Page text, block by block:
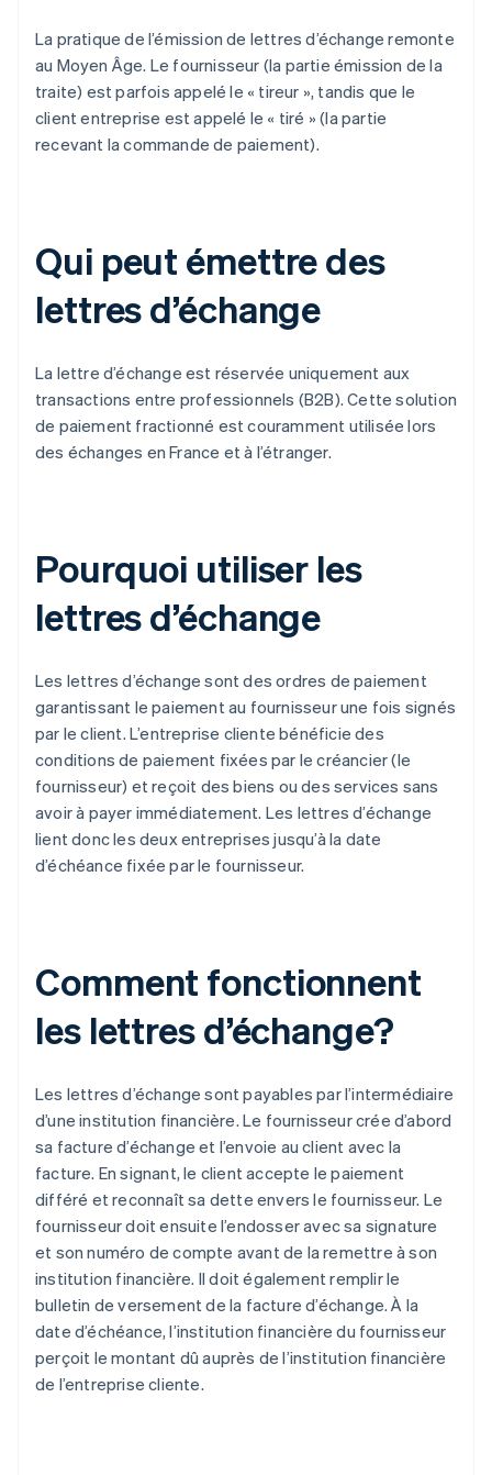
La pratique de l’émission de lettres d’échange remonte
au Moyen Âge. Le fournisseur (la partie émission de la
traite) est parfois appelé le « tireur », tandis que le
client entreprise est appelé le « tiré » (la partie
recevant la commande de paiement).
Qui peut émettre des
lettres d’échange
La lettre d’échange est réservée uniquement aux
transactions entre professionnels (B2B). Cette solution
de paiement fractionné est couramment utilisée lors
des échanges en France et à l’étranger.
Pourquoi utiliser les
lettres d’échange
Les lettres d’échange sont des ordres de paiement
garantissant le paiement au fournisseur une fois signés
par le client. L’entreprise cliente bénéficie des
conditions de paiement fixées par le créancier (le
fournisseur) et reçoit des biens ou des services sans
avoir à payer immédiatement. Les lettres d’échange
lient donc les deux entreprises jusqu’à la date
d’échéance fixée par le fournisseur.
Comment fonctionnent
les lettres d’échange?
Les lettres d’échange sont payables par l’intermédiaire
d’une institution financière. Le fournisseur crée d’abord
sa facture d’échange et l’envoie au client avec la
facture. En signant, le client accepte le paiement
différé et reconnaît sa dette envers le fournisseur. Le
fournisseur doit ensuite l’endosser avec sa signature
et son numéro de compte avant de la remettre à son
institution financière. Il doit également remplir le
bulletin de versement de la facture d’échange. À la
date d’échéance, l’institution financière du fournisseur
perçoit le montant dû auprès de l’institution financière
de l’entreprise cliente.